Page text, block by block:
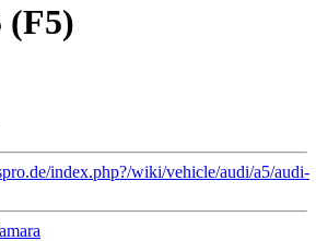
(F5)
index.php?/wiki/vehicle/audi/a5/audi-